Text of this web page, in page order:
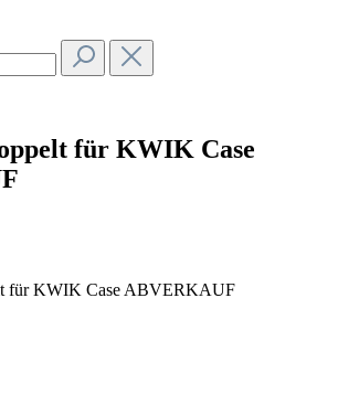
für KWIK Case